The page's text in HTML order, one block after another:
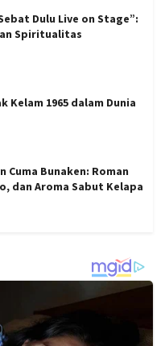
Dulu Live on Stage”:
Spiritualitas
Kelam 1965 dalam Dunia
Cuma Bunaken: Roman
dan Aroma Sabut Kelapa